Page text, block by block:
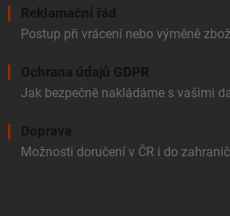
Reklamační řád
Postup při vrácení nebo výměně
Ochrana údajů GDPR
Jak bezpečně nakládáme s vašimi
Doprava
Možnosti doručení v ČR i do